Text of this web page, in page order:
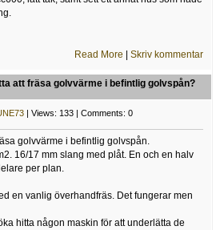
Read More |Skriv kommentar
att fräsa golvvärme i befintlig golvspån?
| Views: 133 | Comments: 0
golvvärme i befintlig golvspån.
16/17 mm slang med plåt. En och en halv
per plan.
en vanlig överhandfräs. Det fungerar men
hitta någon maskin för att underlätta de